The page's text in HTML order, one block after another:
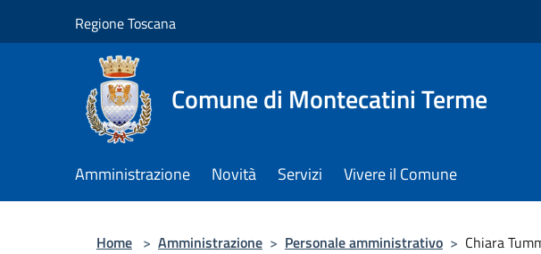
Regione Toscana
Comune di Montecatini Terme
Amministrazione Novità Servizi Vivere il Comune
Home > Amministrazione > Personale amministrativo > Chiara